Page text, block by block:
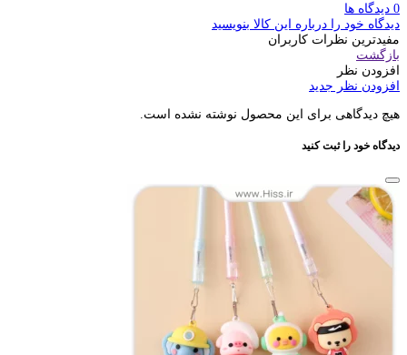
0 دیدگاه ها
دیدگاه خود را درباره این کالا بنویسید
مفیدترین نظرات کاربران
بازگشت
افزودن نظر
افزودن نظر جدید
هیچ دیدگاهی برای این محصول نوشته نشده است.
دیدگاه خود را ثبت کنید